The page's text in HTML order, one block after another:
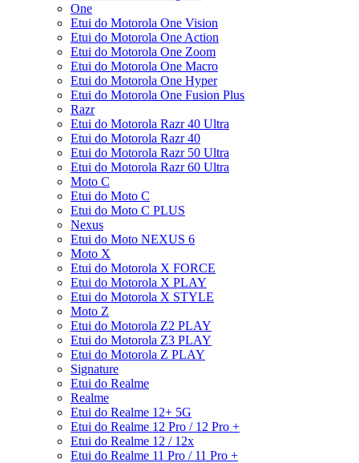
One
Etui do Motorola One Vision
Etui do Motorola One Action
Etui do Motorola One Zoom
Etui do Motorola One Macro
Etui do Motorola One Hyper
Etui do Motorola One Fusion Plus
Razr
Etui do Motorola Razr 40 Ultra
Etui do Motorola Razr 40
Etui do Motorola Razr 50 Ultra
Etui do Motorola Razr 60 Ultra
Moto C
Etui do Moto C
Etui do Moto C PLUS
Nexus
Etui do Moto NEXUS 6
Moto X
Etui do Motorola X FORCE
Etui do Motorola X PLAY
Etui do Motorola X STYLE
Moto Z
Etui do Motorola Z2 PLAY
Etui do Motorola Z3 PLAY
Etui do Motorola Z PLAY
Signature
Etui do Realme
Realme
Etui do Realme 12+ 5G
Etui do Realme 12 Pro / 12 Pro +
Etui do Realme 12 / 12x
Etui do Realme 11 Pro / 11 Pro +